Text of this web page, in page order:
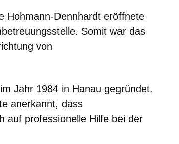
Hohmann-Dennhardt eröffnete
Somit war das
von
Jahr 1984 in Hanau gegründet.
anerkannt, dass
auf professionelle Hilfe bei der